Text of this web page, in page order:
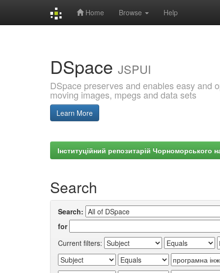
Home Browse Help
DSpace JSPUI
DSpace preserves and enables easy and
moving images, mpegs and data sets
Learn More
Інституційний репозитарій Чорноморського
Search
Search:
for
Current filters: